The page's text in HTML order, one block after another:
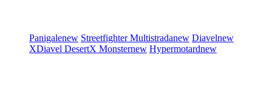
Panigalenew StreetfighterMultistradanew Diavelnew
XDiavel DesertX Monsternew Hypermotardnew